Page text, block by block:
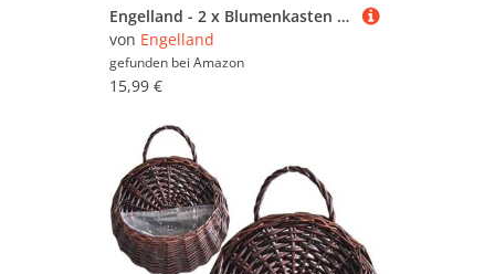
Engelland - 2 x Blumenkasten mit Untersetzer, Braun, Balkonkasten, Pflanztopf, 25 cm, Tischdeko, für Garten, Terrasse, Fensterbank, mit Wasserauffangschale, Innen- & Außenbereich, 1,7 Liter
von Engelland
gefunden bei Amazon
15,99 €